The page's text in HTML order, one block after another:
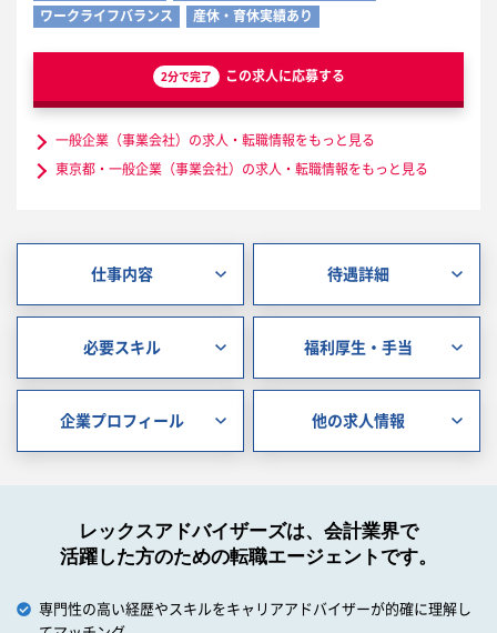
ワークライフバランス
産休・育休実績あり
2分で完了 この求人に応募する
一般企業（事業会社）の求人・転職情報をもっと見る
東京都・一般企業（事業会社）の求人・転職情報をもっと見る
仕事内容 待遇詳細
必要スキル 福利厚生・手当
企業プロフィール 他の求人情報
レックスアドバイザーズは、会計業界で
活躍した方のための転職エージェントです。
専門性の高い経歴やスキルをキャリアアドバイザーが的確に理解し